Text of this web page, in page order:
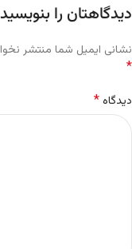
دیدگاهتان را بنویسید
نشانی ایمیل شما منتشر
*
دیدگاه*